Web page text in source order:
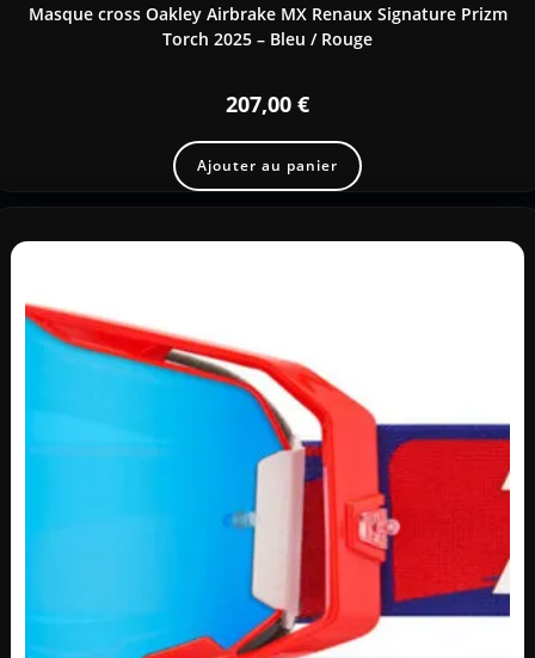
Masque cross Oakley Airbrake MX Renaux Signature Prizm
Torch 2025 – Bleu / Rouge
207,00 €
Ajouter au panier